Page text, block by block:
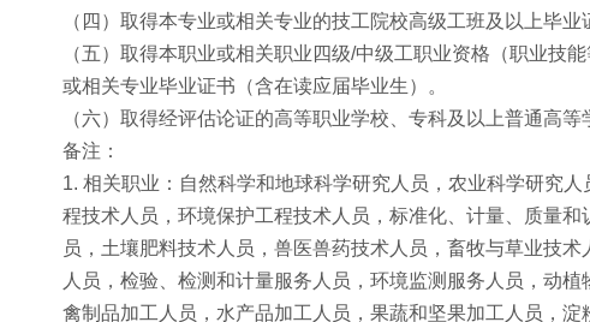
（四）取得本专业或相关专业的技工院校高级工班及以上毕业
（五）取得本职业或相关职业四级/中级工职业资格（职业技
或相关专业毕业证书（含在读应届毕业生）。
（六）取得经评估论证的高等职业学校、专科及以上普通高
备注：
1. 相关职业：自然科学和地球科学研究人员，农业科学研究
程技术人员，环境保护工程技术人员，标准化、计量、质量
员，土壤肥料技术人员，兽医兽药技术人员，畜牧与草业技
人员，检验、检测和计量服务人员，环境监测服务人员，动
禽制品加工人员，水产品加工人员，果蔬和坚果加工人员，